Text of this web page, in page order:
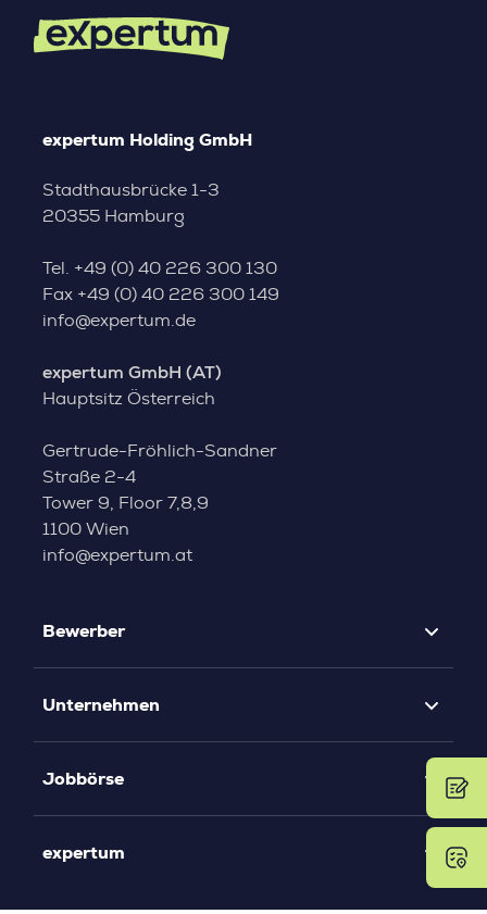
expertum Holding GmbH
Stadthausbrücke 1-3
20355 Hamburg
Tel. +49 (0) 40 226 300 130
Fax +49 (0) 40 226 300 149
info@expertum.de
expertum GmbH (AT)
Hauptsitz Österreich
Gertrude-Fröhlich-Sandner
Straße 2-4
Tower 9, Floor 7,8,9
1100 Wien
info@expertum.at
Bewerber
Unternehmen
Jobbörse
expertum